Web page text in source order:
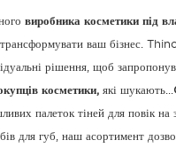
виробника косметики під
ваш бізнес.
рішення, щоб
косметики, які шукають...
палеток тіней для повік на
для губ, наш асортимент